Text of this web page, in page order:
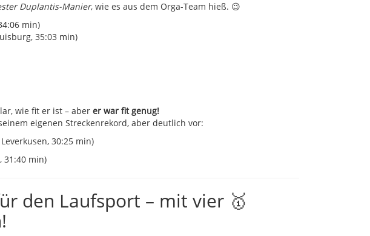
Duplantis-Manier, wie es aus dem Orga-Team hieß. 😉
min)
35:03 min)
wie fit er ist – aber er war fit genug!
eigenen Streckenrekord, aber deutlich vor:
Leverkusen, 30:25 min)
31:40 min)
den Laufsport – mit vier 🥇